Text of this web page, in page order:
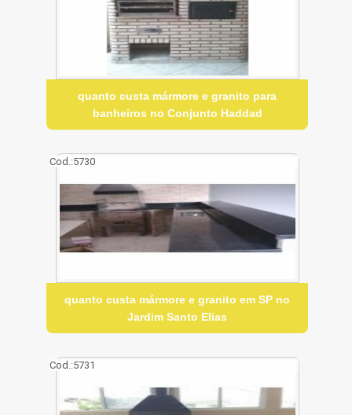
quanto custa mármore e granito para
banheiros no Conjunto Haddad
Cod.:5730
quanto custa mármore e granito em SP no
Jardim Santo Elias
Cod.:5731